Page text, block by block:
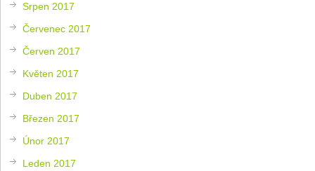
Srpen 2017
Červenec 2017
Červen 2017
Květen 2017
Duben 2017
Březen 2017
Únor 2017
Leden 2017